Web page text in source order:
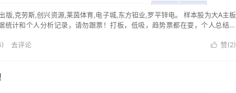
版,克劳斯,创兴资源,莱茵体育,电子城,东方钽业,罗平锌电。 样本股为大A主板
计和个人分析记录，请勿跟票！打板，低吸，趋势票都在耍，个人总结的
 赞(2)
去评论